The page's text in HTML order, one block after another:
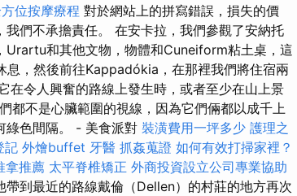
位按摩療程 對於網站上的拼寫錯誤，損失的價
們不承擔責任。 在安卡拉，我們參觀了安納托
和其他文物，物體和Cuneiform粘土桌，這
，然後前往Kappadókia，在那裡我們將住宿兩
在令人興奮的路線上發生時，或者至少在山上景
都不是心臟範圍的視線，因為它們倆都以成千上
綠色間隔。 - 美食派對 裝潢費用一坪多少 護理之
記 外燴buffet 牙醫 抓姦蒐證 如何有效打掃家裡？
拿推薦 太平脊椎矯正 外商投資設立公司專業協助
到最近的路線戴倫（Dellen）的村莊的地方再次